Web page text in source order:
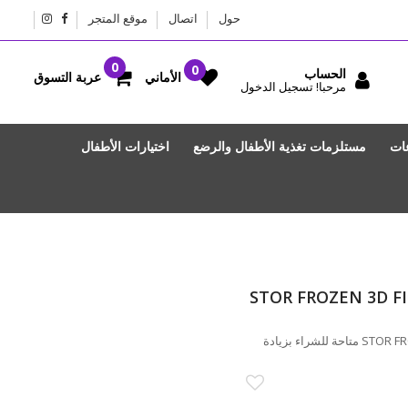
حول اتصال موقع المتجر
مستلزمات تغذية الأطفال والرضع اختيارات الأطفال
الحساب
مرحبا! تسجيل الدخول
الأماني عربة التسوق
STOR FROZEN 3D
STOR FROZEN 3D FIGURINE DRINK BOTTLE 560 ML متاحة للشراء بزيادة